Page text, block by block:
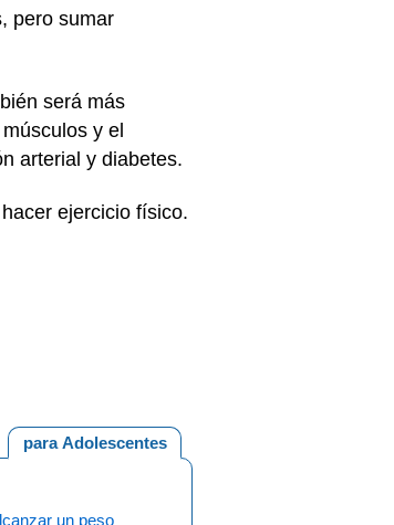
pero sumar
será más
y el
arterial y diabetes.
ejercicio físico.
para Adolescentes
un peso